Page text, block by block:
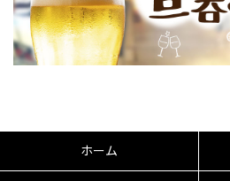
ホーム